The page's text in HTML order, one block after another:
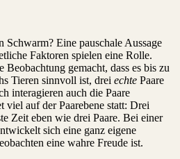
Eine pauschale Aussage
Faktoren spielen eine Rolle.
gemacht, dass es bis zu
Tieren sinnvoll ist, drei echte Paare
interagieren auch die Paare
viel auf der Paarebene statt: Drei
Zeit eben wie drei Paare. Bei einer
sich eine ganz eigene
eine wahre Freude ist.